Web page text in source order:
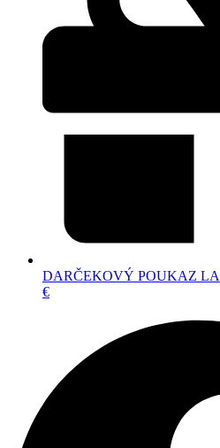
DARČEKOVÝ POUKAZ
€